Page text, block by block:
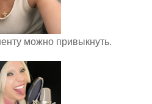
можно привыкнуть.